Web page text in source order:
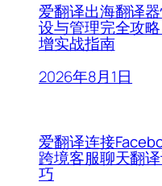
爱翻译出海翻译
设与管理完全攻
增实战指南
2026年8月1日
爱翻译连接
跨境客服聊天翻
巧